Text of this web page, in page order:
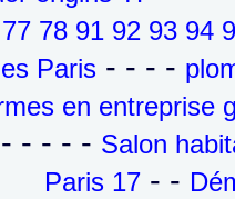
78 91 92 93 94
Paris - - - -
en entreprise
- - - - Salon
Paris 17 - -